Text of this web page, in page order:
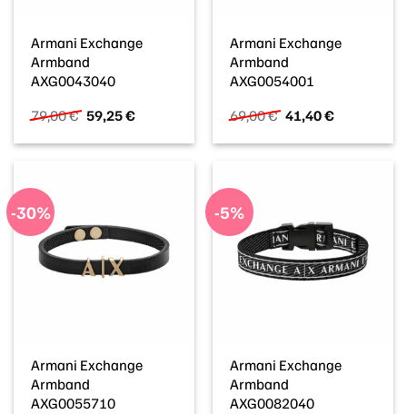
Armani Exchange
Armband
AXG0043040
79,00€ Ursprünglicher
Preis
war:
59,25€Aktueller
ist:
Armani Exchange
Armband
AXG0054001
69,00€ Ursprünglicher
Preis
war:
41,40€Aktueller
ist:
-30%
Armani Exchange
Armband
AXG0055710
-5%
Armani Exchange
Armband
AXG0082040